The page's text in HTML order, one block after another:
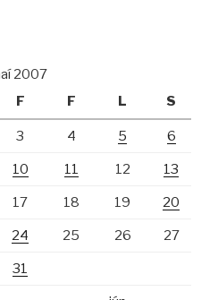
2007
F F L S
3 4 5 6
10 11 12 13
17 18 19 20
24 25 26 27
31